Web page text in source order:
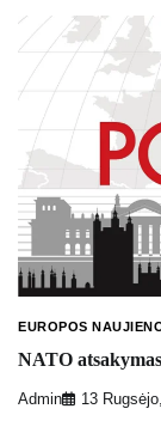
EUROPOS
NATO
Admin 13